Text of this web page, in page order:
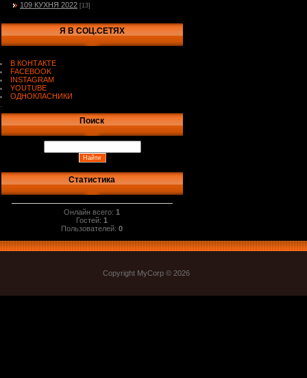
109 КУХНЯ 2022 [13]
Я В СОЦ.СЕТЯХ
В КОНТАКТЕ
FACEBOOK
INSTAGRAM
YOUTUBE
ОДНОКЛАСНИКИ
Поиск
Статистика
Онлайн всего:1
Гостей:1
Пользователей:0
Copyright MyCorp © 2026